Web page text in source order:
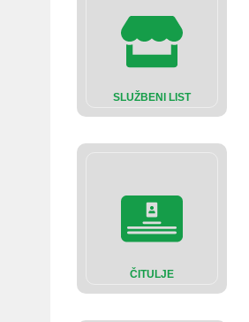
SLUŽBENI LIST
ČITULJE